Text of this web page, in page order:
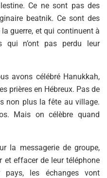
Ce ne sont pas des
beatnik. Ce sont des
guerre, et qui continuent à
qui n’ont pas perdu leur
avons célébré Hanukkah,
prières en Hébreux. Pas de
non plus la fête au village.
Mais on célèbre quand
la messagerie de groupe,
et effacer de leur téléphone
les échanges vont